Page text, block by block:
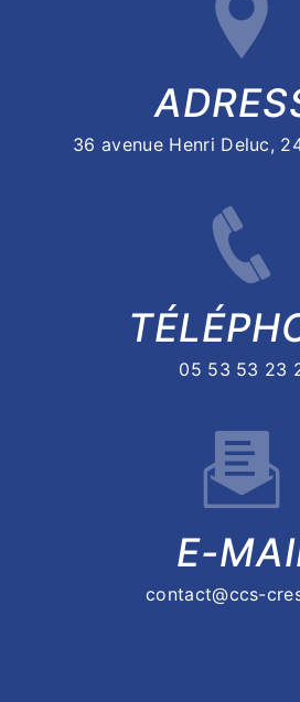
36 avenue Henri Deluc,
05 53 53 23
E-
contact@ccs-